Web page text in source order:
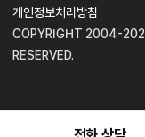
개인정보처리방침
COPYRIGHT 2004-
RESERVED.